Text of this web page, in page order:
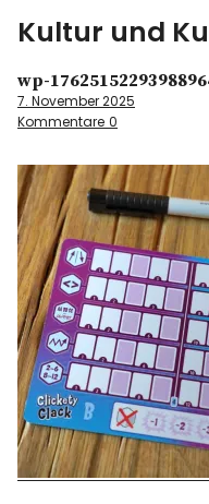
Kultur und
kultur & kunst
Spiele
Konzerte
Museen bei…
Bloggerreisen
Über mich
wp-
7. November 2025
Kommentare 0